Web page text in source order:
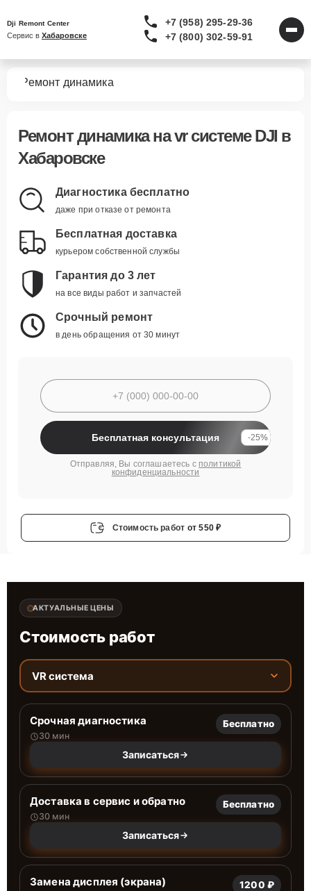
Dji Remont Center
Сервис в Хабаровске
+7 (958) 295-29-36
+7 (800) 302-59-91
Ремонт динамика
Ремонт динамикана vr системе DJI в
Хабаровске
Диагностика бесплатно
даже при отказе от ремонта
Бесплатная доставка
курьером собственной службы
Гарантия до 3 лет
на все виды работ и запчастей
Срочный ремонт
в день обращения от 30 минут
Бесплатная консультация -25%
Отправляя, Вы соглашаетесь с политикой
конфиденциальности
Стоимость работ от 550 ₽
АКТУАЛЬНЫЕ ЦЕНЫ
Стоимость работ
VR система
Срочная диагностика
30 мин
Бесплатно
Записаться
Доставка в сервис и обратно
30 мин
Бесплатно
Записаться
Замена дисплея (экрана) 1200 ₽